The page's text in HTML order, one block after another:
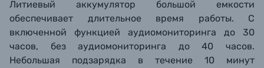
Литиевый аккумулятор большой емкости
обеспечивает длительное время работы. С
включенной функцией аудиомониторинга до 30
часов, без аудиомониторинга до 40 часов.
Небольшая подзарядка в течение 10 минут